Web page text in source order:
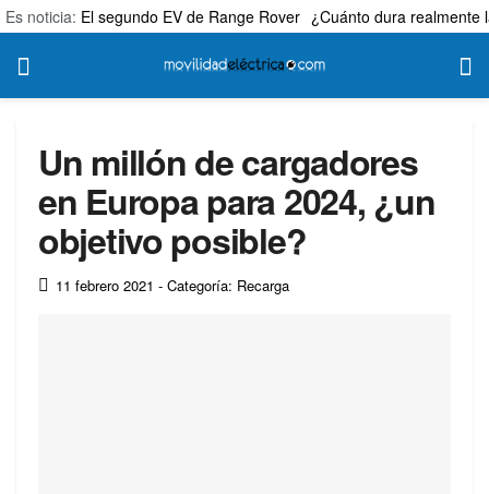
Es noticia: El segundo EV de Range Rover ¿Cuánto dura realmente
Un millón de cargadores
en Europa para 2024, ¿un
objetivo posible?
11 febrero 2021 - Categoría: Recarga